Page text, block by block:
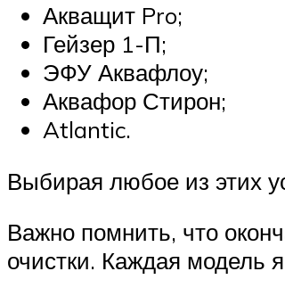
Акващит Pro;
Гейзер 1-П;
ЭФУ Аквафлоу;
Аквафор Стирон;
Atlantic.
Выбирая любое из этих
Важно помнить, что
очистки. Каждая модель